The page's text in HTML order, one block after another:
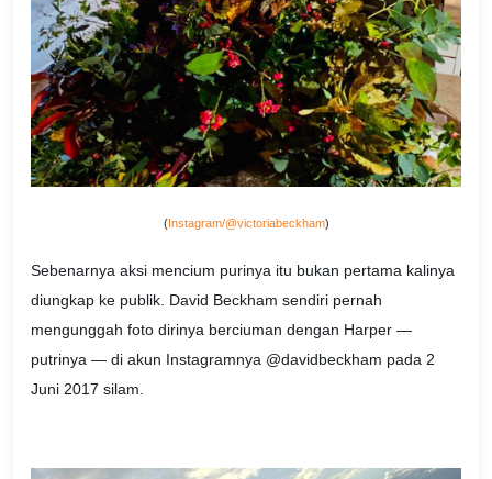
(Instagram/@victoriabeckham)
Sebenarnya aksi mencium purinya itu bukan pertama kalinya
diungkap ke publik. David Beckham sendiri pernah
mengunggah foto dirinya berciuman dengan Harper —
putrinya — di akun Instagramnya @davidbeckham pada 2
Juni 2017 silam.